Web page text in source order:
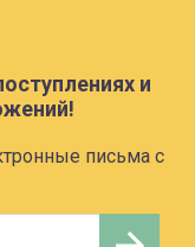
и
письма с